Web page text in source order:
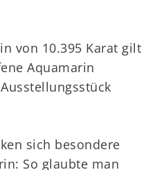
von 10.395 Karat gilt
Aquamarin
sich besondere
So glaubte man